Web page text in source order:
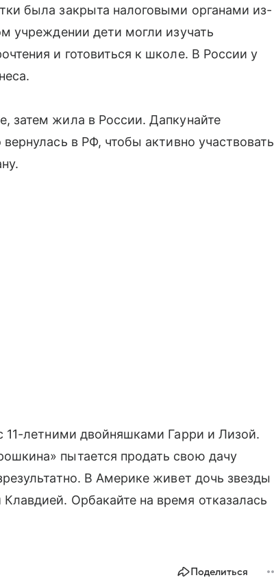
была закрыта налоговыми органами из-
учреждении дети могли изучать
и готовиться к школе. В России у
затем жила в России. Дапкунайте
в РФ, чтобы активно участвовать
11-летними двойняшками Гарри и Лизой.
пытается продать свою дачу
В Америке живет дочь звезды
Орбакайте на время отказалась
Поделиться